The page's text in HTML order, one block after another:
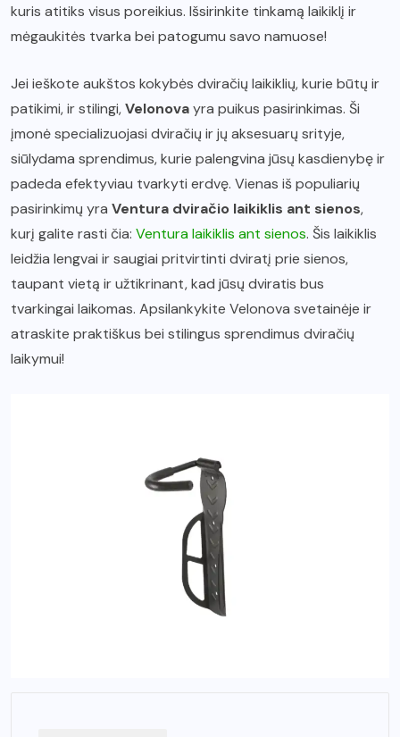
kuris atitiks visus poreikius. Išsirinkite tinkamą laikiklį ir
mėgaukitės tvarka bei patogumu savo namuose!
Jei ieškote aukštos kokybės dviračių laikiklių, kurie būtų ir
patikimi, ir stilingi,Velonovayra puikus pasirinkimas. Ši
įmonė specializuojasi dviračių ir jų aksesuarų srityje,
siūlydama sprendimus, kurie palengvina jūsų kasdienybę ir
padeda efektyviau tvarkyti erdvę. Vienas iš populiarių
pasirinkimų yra Ventura dviračio laikiklis ant sienos,
kurį galite rasti čia: Ventura laikiklis ant sienos. Šis laikiklis
leidžia lengvai ir saugiai pritvirtinti dviratį prie sienos,
taupant vietą ir užtikrinant, kad jūsų dviratis bus
tvarkingai laikomas. Apsilankykite Velonova svetainėje ir
atraskite praktiškus bei stilingus sprendimus dviračių
laikymui!